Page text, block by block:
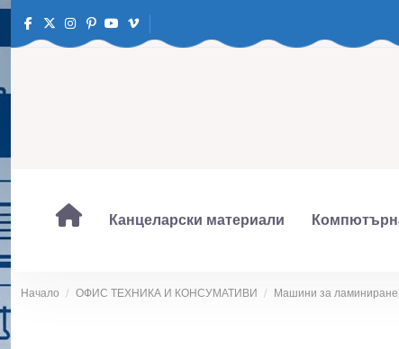
Канцеларски материали
Начало ОФИС ТЕХНИКА И КОНСУМАТИВИ Машини за